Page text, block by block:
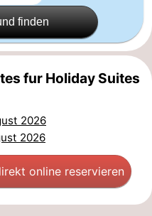
finden
fur Holiday Suites
2026
2026
online reservieren